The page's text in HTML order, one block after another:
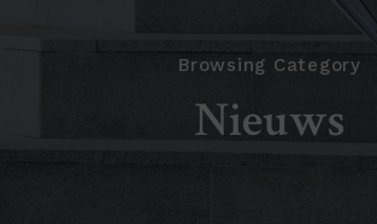
Browsing Category
Nieuws